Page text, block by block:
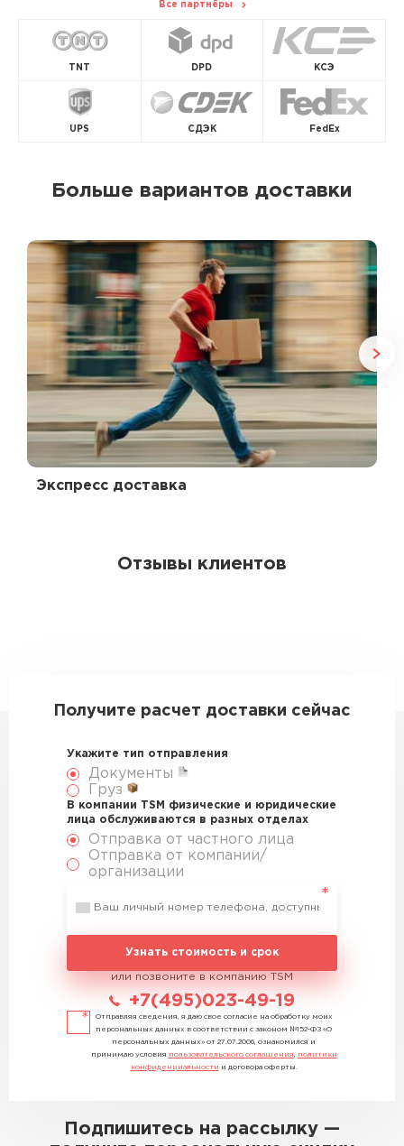
Все партнёры
TNT DPD КСЭ
UPS СДЭК FedEx
Больше вариантов доставки
Экспресс доставка
Отзывы клиентов
Получите расчет доставки сейчас
Укажите тип отправления
Документы
Груз
В компании TSM физические и юридические
лица обслуживаются в разных отделах
Отправка от частного лица
Отправка от компании/
организации
Узнать стоимость и срок
или позвоните в компанию TSM
+7(495)023-49-19
Отправляя сведения, я даю свое согласие на обработку моих
персональных данных в соответствии с законом №152-ФЗ «О
персональных данных» от 27.07.2006, ознакомился и
принимаю условия пользовательского соглашения
политики
конфиденциальности и договора оферты.
Подпишитесь на рассылку —